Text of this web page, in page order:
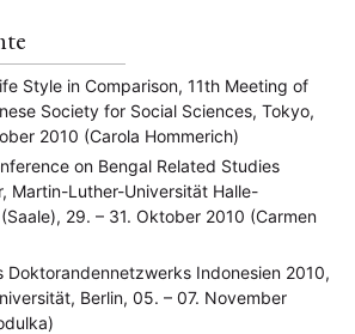
Style in Comparison, 11th Meeting of
Society for Social Sciences, Tokyo,
2010 (Carola Hommerich)
on Bengal Related Studies
Martin-Luther-Universität Halle-
29. – 31. Oktober 2010 (Carmen
Doktorandennetzwerks Indonesien 2010,
Berlin, 05. – 07. November